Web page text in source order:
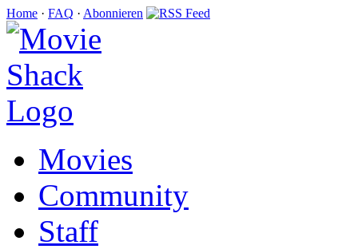
Home · FAQ · Abonnieren
Movies
Community
Staff